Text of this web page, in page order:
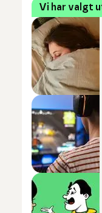
Vi har valgt